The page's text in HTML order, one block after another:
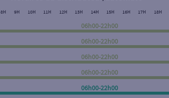
Rechercher
8H 9H 10H 11H 12H 13H 14H 15H 16H 17H 18H
06h00-22h00
06h00-22h00
06h00-22h00
06h00-22h00
06h00-22h00